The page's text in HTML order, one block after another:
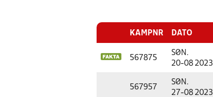
KAMPNR DATO
567875
SØN.
20-08 2023
567957
SØN.
27-08 2023